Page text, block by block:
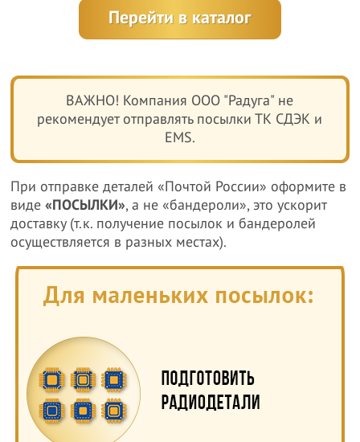
Перейти в каталог
ВАЖНО! Компания ООО "Радуга" не
рекомендует отправлять посылки ТК СДЭК и
EMS.
При отправке деталей «Почтой России» оформите в
виде«ПОСЫЛКИ», а не «бандероли», это ускорит
доставку (т.к. получение посылок и бандеролей
осуществляется в разных местах).